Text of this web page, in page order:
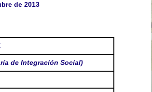
de 2013
de Integración Social)